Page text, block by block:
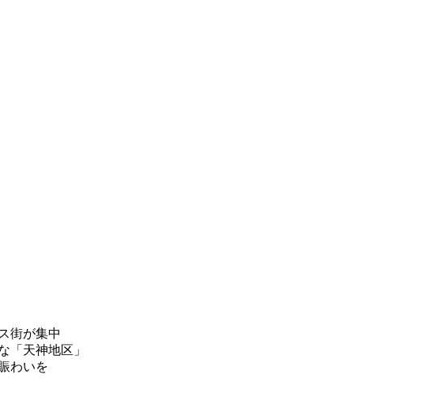
街が集中
「天神地区」
わいを